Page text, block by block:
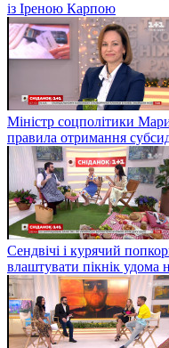
із Іреною Карпою
Міністр соцполітики
правила отримання
Сендвічі і курячий
влаштувати пікнік удома